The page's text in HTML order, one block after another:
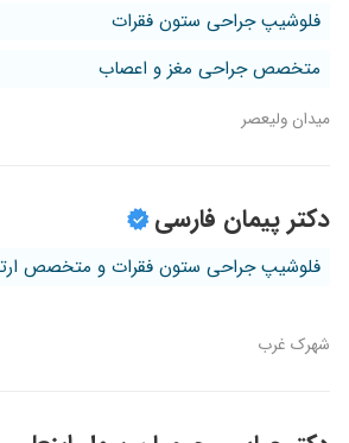
فلوشیپ جراحی ستون فقرات
متخصص جراحی مغز و اعصاب
میدان ولیعصر
دکتر پیمان فارسی
فلوشیپ جراحی ستون فقرات و متخصص
شهرک غرب